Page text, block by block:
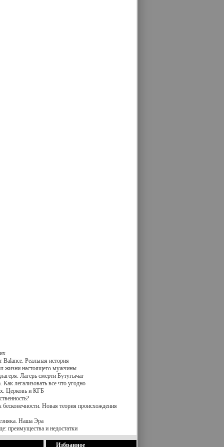
Balance. Реальная история
жизни настоящего мужчины
Лагерь смерти Бутугычаг
легализовать все что угодно
Церковь и КГБ
бесконечности. Новая теория происхождения
Наша Эра
преимущества и недостатки
Избранное